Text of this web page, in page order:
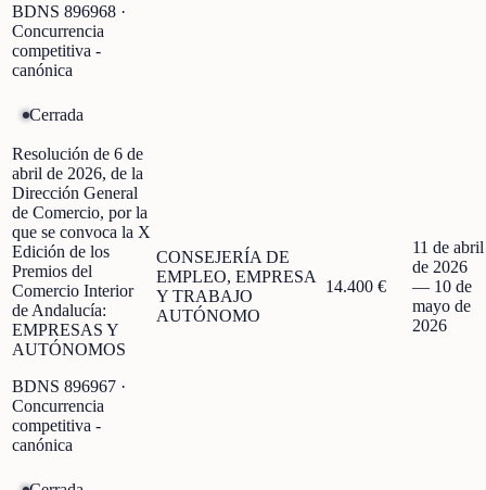
BDNS 896968 ·
Concurrencia
competitiva -
canónica
Cerrada
Resolución de 6 de
abril de 2026, de la
Dirección General
de Comercio, por la
que se convoca la X
Edición de los
Premios del
Comercio Interior
de Andalucía:
EMPRESAS Y
AUTÓNOMOS
BDNS 896967 ·
Concurrencia
competitiva -
canónica
CONSEJERÍA DE
EMPLEO, EMPRESA
Y TRABAJO
AUTÓNOMO
14.400 €
11 de abril
de 2026
— 10 de
mayo de
2026